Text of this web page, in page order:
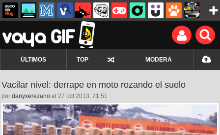
ÚLTIMOS TOP MODERA
Vacilar nivel: derrape en moto rozando el suelo
por danyxerezano el 27 oct 2013, 21:51